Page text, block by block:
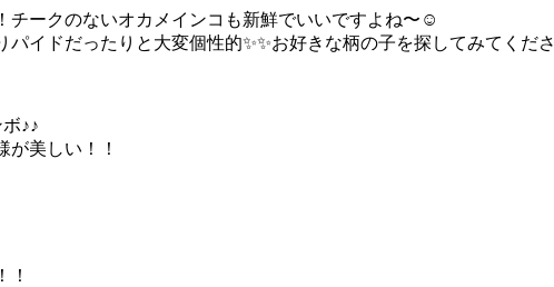
チークのないオカメインコも新鮮でいいですよね〜☺️
イドだったりと大変個性的✨✨お好きな柄の子を探してみてくだ
♪♪
が美しい！！
！